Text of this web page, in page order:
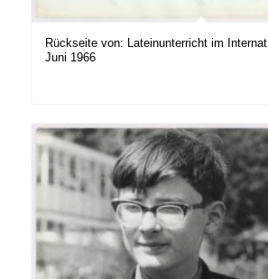
Rückseite von: Lateinunterricht im Internat
Juni 1966